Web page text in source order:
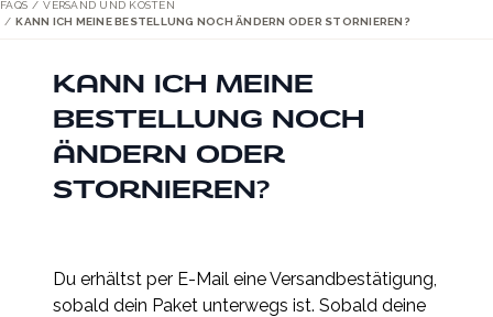
FAQS / VERSAND UND KOSTEN
/ KANN ICH MEINE BESTELLUNG NOCH ÄNDERN ODER STORNIEREN?
KANN ICH MEINE
BESTELLUNG NOCH
ÄNDERN ODER
STORNIEREN?
Du erhältst per E-Mail eine Versandbestätigung,
sobald dein Paket unterwegs ist. Sobald deine